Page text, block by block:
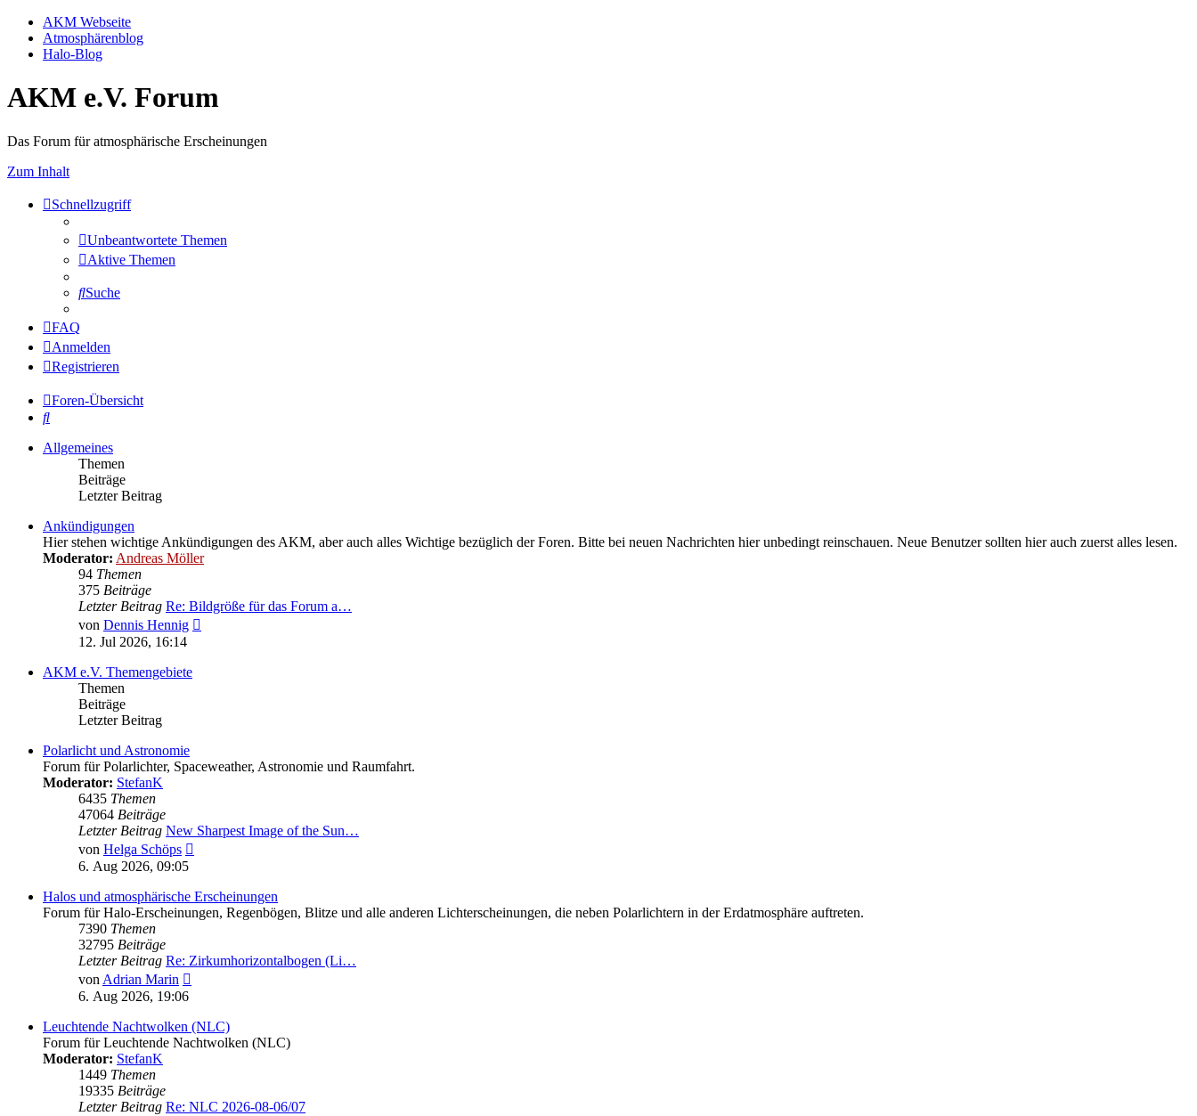
AKM Webseite
Atmosphärenblog
Halo-Blog
AKM e.V. Forum
Das Forum für atmosphärische Erscheinungen
Zum Inhalt
Schnellzugriff
Unbeantwortete Themen
Aktive Themen
Suche
FAQ
Anmelden
Registrieren
Foren-Übersicht
Suche
Allgemeines
Themen
Beiträge
Letzter Beitrag
Ankündigungen
Hier stehen wichtige Ankündigungen des AKM, aber auch alles Wichtige bezüglich der Foren. Bitte bei neuen Nachrichten hier unbedingt reinschauen. Neue Benutzer sollten hier auch zuerst alles lesen.
Moderator: Andreas Möller
94 Themen
375 Beiträge
Letzter Beitrag Re: Bildgröße für das Forum a…
von Dennis Hennig
12. Jul 2026, 16:14
AKM e.V. Themengebiete
Themen
Beiträge
Letzter Beitrag
Polarlicht und Astronomie
Forum für Polarlichter, Spaceweather, Astronomie und Raumfahrt.
Moderator: StefanK
6435 Themen
47064 Beiträge
Letzter Beitrag New Sharpest Image of the Sun…
von Helga Schöps
6. Aug 2026, 09:05
Halos und atmosphärische Erscheinungen
Forum für Halo-Erscheinungen, Regenbögen, Blitze und alle anderen Lichterscheinungen, die neben Polarlichtern in der Erdatmosphäre auftreten.
7390 Themen
32795 Beiträge
Letzter Beitrag Re: Zirkumhorizontalbogen (Li…
von Adrian Marin
6. Aug 2026, 19:06
Leuchtende Nachtwolken (NLC)
Forum für Leuchtende Nachtwolken (NLC)
Moderator: StefanK
1449 Themen
19335 Beiträge
Letzter Beitrag Re: NLC 2026-08-06/07